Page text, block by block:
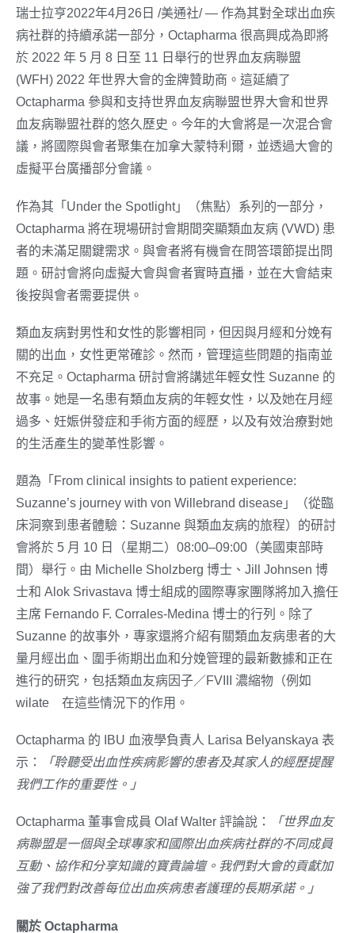
瑞士拉亨2022年4月26日 /美通社/ — 作為其對全球出血疾
病社群的持續承諾一部分，Octapharma 很高興成為即將
於 2022 年 5 月 8 日至 11 日舉行的世界血友病聯盟
(WFH) 2022 年世界大會的金牌贊助商。這延續了
Octapharma 參與和支持世界血友病聯盟世界大會和世界
血友病聯盟社群的悠久歷史。今年的大會將是一次混合會
議，將國際與會者聚集在加拿大蒙特利爾，並透過大會的
虛擬平台廣播部分會議。
作為其「Under the Spotlight」（焦點）系列的一部分，
Octapharma 將在現場研討會期間突顯類血友病 (VWD) 患
者的未滿足關鍵需求。與會者將有機會在問答環節提出問
題。研討會將向虛擬大會與會者實時直播，並在大會結束
後按與會者需要提供。
類血友病對男性和女性的影響相同，但因與月經和分娩有
關的出血，女性更常確診。然而，管理這些問題的指南並
不充足。Octapharma 研討會將講述年輕女性 Suzanne 的
故事。她是一名患有類血友病的年輕女性，以及她在月經
過多、妊娠併發症和手術方面的經歷，以及有效治療對她
的生活產生的變革性影響。
題為「From clinical insights to patient experience:
Suzanne’s journey with von Willebrand disease」（從臨
床洞察到患者體驗：Suzanne 與類血友病的旅程）的研討
會將於 5 月 10 日（星期二）08:00–09:00（美國東部時
間）舉行。由 Michelle Sholzberg 博士、Jill Johnsen 博
士和 Alok Srivastava 博士組成的國際專家團隊將加入擔任
主席 Fernando F. Corrales-Medina 博士的行列。除了
Suzanne 的故事外，專家還將介紹有關類血友病患者的大
量月經出血、圍手術期出血和分娩管理的最新數據和正在
進行的研究，包括類血友病因子／FVIII 濃縮物（例如
wilate
在這些情況下的作用。
Octapharma 的 IBU 血液學負責人 Larisa Belyanskaya 表
示：
「聆聽受出血性疾病影響的患者及其家人的經歷提醒
我們工作的重要性。」
Octapharma 董事會成員 Olaf Walter 評論說：
「世界血友
病聯盟是一個與全球專家和國際出血疾病社群的不同成員
互動、協作和分享知識的寶貴論壇。我們對大會的貢獻加
強了我們對改善每位出血疾病患者護理的長期承諾。」
關於 Octapharma